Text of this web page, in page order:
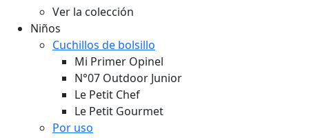
Ver la colección
Niños
Cuchillos de bolsillo
Mi Primer Opinel
N°07 Outdoor Junior
Le Petit Chef
Le Petit Gourmet
Por uso